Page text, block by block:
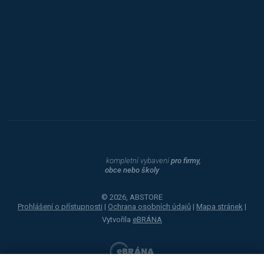
kompletní vybavenípro firmy,
obce nebo školy
© 2026, ABSTORE
Prohlášení o přístupnosti | Ochrana osobních údajů | Mapa stránek |
Vytvořila eBRÁNA